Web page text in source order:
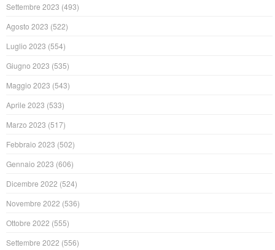
Settembre 2023 (493)
Agosto 2023 (522)
Luglio 2023 (554)
Giugno 2023 (535)
Maggio 2023 (543)
Aprile 2023 (533)
Marzo 2023 (517)
Febbraio 2023 (502)
Gennaio 2023 (606)
Dicembre 2022 (524)
Novembre 2022 (536)
Ottobre 2022 (555)
Settembre 2022 (556)